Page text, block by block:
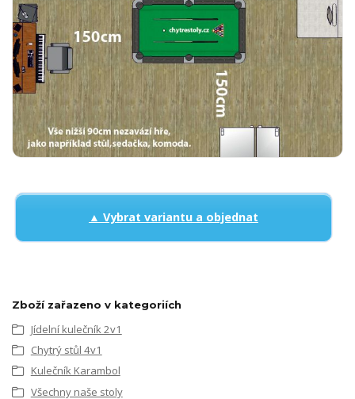
▲ Vybrat variantu a objednat
Zboží zařazeno v kategoriích
Jídelní kulečník 2v1
Chytrý stůl 4v1
Kulečník Karambol
Všechny naše stoly